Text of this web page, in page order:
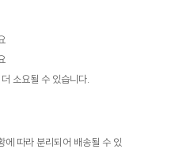
소요될 수 있습니다.
에 따라 분리되어 배송될 수 있